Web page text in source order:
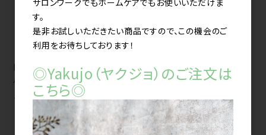
hairU original oil-in ジェ
ルグリース 100g【8種の香り】
メーカー希望小売価格（税込）
3,630円
uka スカルプブラシ
kenzan バリカタ
サロンワークでもホームケアでもお使いいただけま
す。
是非お試しいただきたい商品ですので、この機会のご
利用をお待ちしております！
◎Yakujo（ヤクジョ）のご注文は
こちら◎